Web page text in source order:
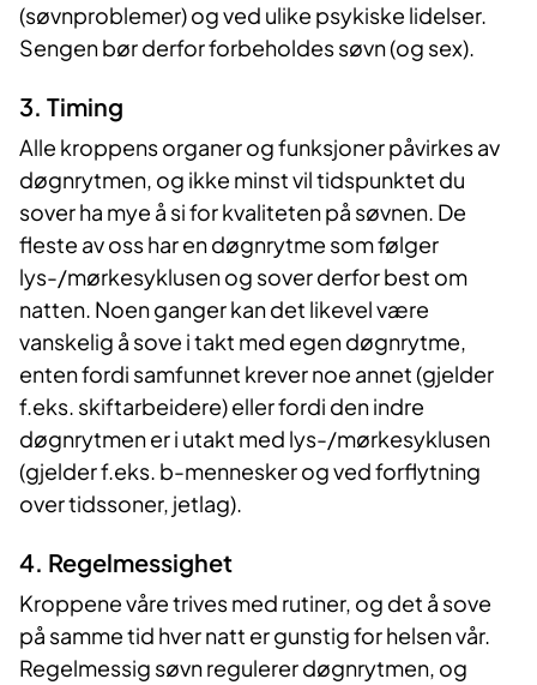
(søvnproblemer) og ved ulike psykiske lidelser.
Sengen bør derfor forbeholdes søvn (og sex).
3. Timing
Alle kroppens organer og funksjoner påvirkes av
døgnrytmen, og ikke minst vil tidspunktet du
sover ha mye å si for kvaliteten på søvnen. De
fleste av oss har en døgnrytme som følger
lys-/mørkesyklusen og sover derfor best om
natten. Noen ganger kan det likevel være
vanskelig å sove i takt med egen døgnrytme,
enten fordi samfunnet krever noe annet (gjelder
f.eks. skiftarbeidere) eller fordi den indre
døgnrytmen er i utakt med lys-/mørkesyklusen
(gjelder f.eks. b-mennesker og ved forflytning
over tidssoner, jetlag).
4. Regelmessighet
Kroppene våre trives med rutiner, og det å sove
på samme tid hver natt er gunstig for helsen vår.
Regelmessig søvn regulerer døgnrytmen, og